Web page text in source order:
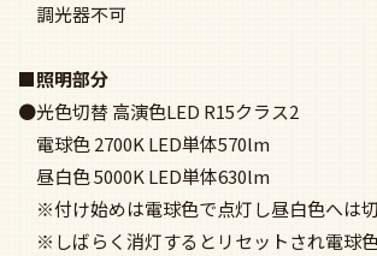
調光器不可
■照明部分
●光色切替 高演色LED R15クラス2
電球色 2700K LED単体570lm
昼白色 5000K LED単体630lm
※付け始めは電球色で点灯し昼白色へは
※しばらく消灯するとリセットされ電球